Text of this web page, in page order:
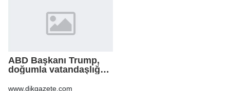
ABD Başkanı Trump,
doğumla vatandaşlığa
genişleten
www.dikgazete.com